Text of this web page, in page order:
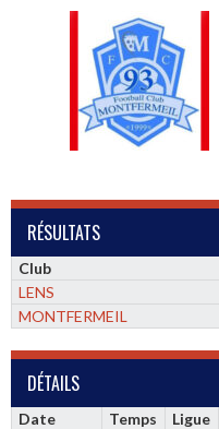
RÉSULTATS
Club
LENS
MONTFERMEIL
DÉTAILS
Date Temps Ligue